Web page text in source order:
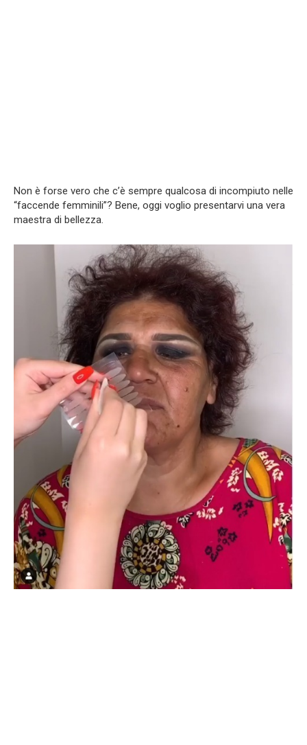
Non è forse vero che c’è sempre qualcosa di incompiuto nelle
“faccende femminili”? Bene, oggi voglio presentarvi una vera
maestra di bellezza.